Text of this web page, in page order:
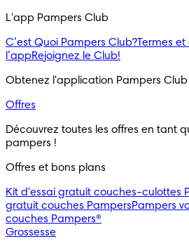
L'app Pampers Club
C’est Quoi Pampers Club?Termes
l’appRejoignez le Club!
Obtenez l'application Pampers Club
Offres
Découvrez toutes les offres en tant
pampers !
Offres et bons plans
Kit d'essai gratuit couches-culottes
gratuit couches PampersPampers
couches Pampers®
Grossesse